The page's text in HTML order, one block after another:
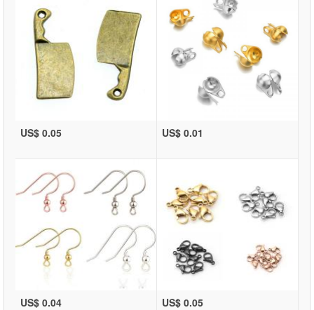
US$ 0.05 US$ 0.01
US$ 0.04 US$ 0.05